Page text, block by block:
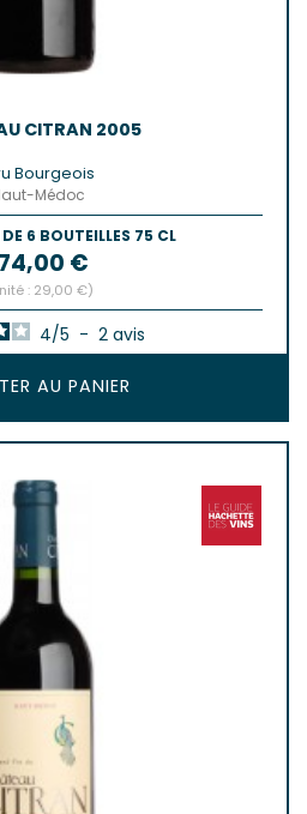
CITRAN 2005
Bourgeois
Médoc
6 BOUTEILLES 75 CL
€
: 29,00 €)
4/5 - 2 avis
AU PANIER